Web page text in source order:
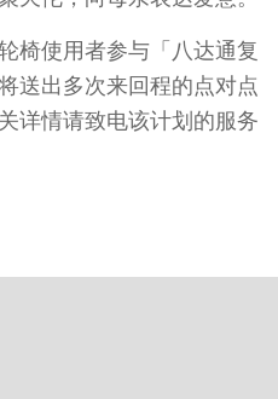
椅使用者参与「八达通复
送出多次来回程的点对点
详情请致电该计划的服务